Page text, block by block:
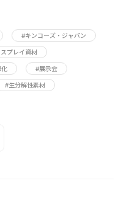
#キンコーズ・ジャパン
プレイ資材
化 #展示会
#生分解性素材